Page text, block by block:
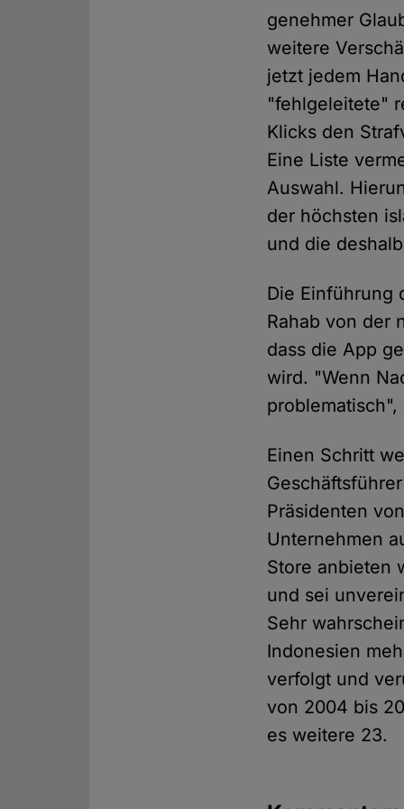
genehmer
weitere
jetzt jedem
"fehlgeleitete"
Klicks den
Eine Liste
Auswahl.
der höchsten
und die
Die Einführung
Rahab von der
dass die App
wird. "Wenn
problematisch",
Einen Schritt
Präsidenten
Unternehmen
Store anbieten
und sei
Sehr
Indonesien
verfolgt und
von 2004 bis
es weitere 23.